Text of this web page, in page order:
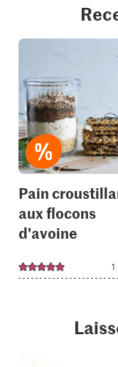
Pain
aux flocons
d'avoine